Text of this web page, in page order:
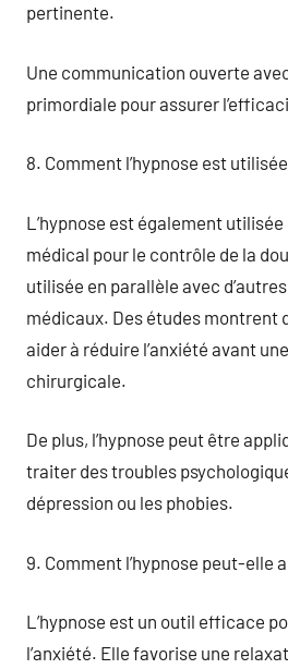
pertinente.
Une communication ouverte
primordiale pour assurer
8. Comment l’hypnose est
L’hypnose est également
médical pour le contrôle de la
utilisée en parallèle avec
médicaux. Des études montrent
aider à réduire l’anxiété avant
chirurgicale.
De plus, l’hypnose peut être
traiter des troubles
dépression ou les phobies.
9. Comment l’hypnose peut-elle
L’hypnose est un outil efficace
l’anxiété. Elle favorise une